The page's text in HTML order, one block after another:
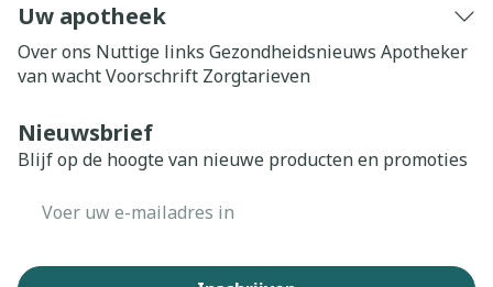
Uw apotheek
Over ons Nuttige links Gezondheidsnieuws Apotheker
van wachtVoorschrift Zorgtarieven
Nieuwsbrief
Blijf op de hoogte van nieuwe producten en promoties